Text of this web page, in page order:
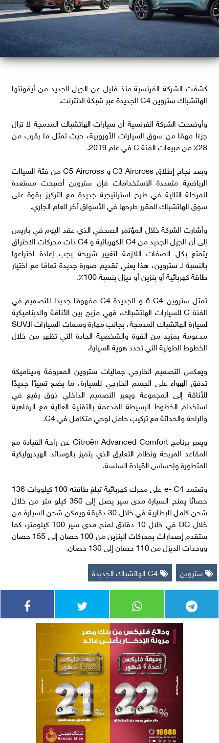
كشفت الشركة الفرنسية منذ قليل عن الجيل الجديد من أيقونتها
الهاتشباك ستروين C4 الجديدة عبر شبكة الانترنت.
وأوضحت الشركة الفرنسية أن سيارات الهاتشباك المدمجة لا تزال
جزءًا مهمًا من سوق السيارات الأوروبية، حيث تمثل ما يقرب من
28٪ من مبيعات الفئة C في عام 2019.
وبعد نجاح إطلاق C3 Aircross و C5 Aircross من فئة السياات
الرياضية متعددة الاستخدامات فإن ستروين أصبحت مستعدة
للمرحلة التالية في طرح استراتيجية جديدة مع التركيز بقوة على
سوق الهاتشباك المقرر طرحها في الأسواق آخر العام الجاري.
وأشارت الشركة خلال المؤتمر الصحفي الذي عقد اليوم في باريس
إلى أن الجيل الجديد من C4 الكهربائية و C4 ذات محركات الاحتراق
يتمتع بكل الصفات اللازمة لتغيير شريحة يجب إعادة اختراعها
بالنسبة لـ ستروين، هذا يعني تقديم صورة جديدة تمامًا مع اختيار
طاقة كهربائية أو بنزين أو ديزل بنسبة 100٪.
تمثل ستروين ë-C4 و الجديدة C4 مفهومًا جديدًا للتصميم في
الفئة C للسيارات الهاتشباك، فهي مزيج بين الأناقة والديناميكية
لسيارة الهاتشباك المدمجة، بجانب مهارة وسمات السيارات الـSUV
مدعومة بمزيد من القوة والشخصية الحادة التي تظهر من خلال
الخطوط الطولية التي تحدد هوية السيارة.
ويعكس التصميم الخارجي جماليات ستروين المعروفة وديناميكة
تدفق الهواء على الجسم الخارجي للسيارة، ما يضع تعبيرًا جديدًا
للأناقة إلى المجموعة ويعبر التصميم الداخلي ذوق رفيع في
استخدام الخطوط البسيطة المدعمة بالتقنية العالية مع الرفاهية
والراحة والحداثة مع تركيب حامل لوحي متكامل في C4.
ويعبر برنامج Citroën Advanced Comfort عن راحة القيادة مع
المقاعد المريحة ونظام التعليق الذي يتميز بالوسائد الهيدروليكية
المتطورة وإحساس القيادة السلسة.
وتعتمد e- C4 على محرك كهربائية تبلغ طاقته 100 كيلووات 136
حصانًا يمنح السيارة مدى سير يصل إلى 350 كيلو متر من خلال
شحن كامل للبطارية في خلال 30 دقيقة ويمكن شحن السيارة من
خلال DC في خلال 10 دقائق لمنح مدى سير 100 كيلومتر، كما
ستقدم إصدارات بمحركات البنزين من 100 حصان إلى 155 حصان
ووحدات الديزل من 110 حصان إلى 130 حصان.
ستروين